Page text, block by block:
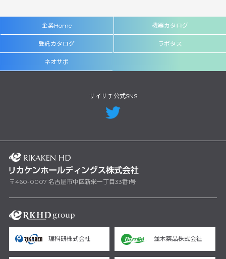
企業Home 機器カタログ
受託カタログ ラボタス
ネオサポ
サイサチ公式SNS
〒460-0007 名古屋市中区新栄一丁目33番1号
理科研株式会社 並木薬品株式会社